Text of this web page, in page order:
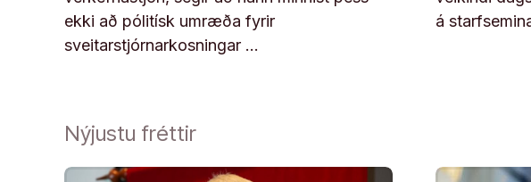
ekki að pólitísk umræða fyrir
sveitarstjórnarkosningar …
á
Nýjustu fréttir